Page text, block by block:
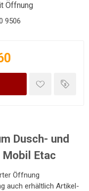
Öffnung
9506
Dusch- und
Etac
Öffnung
auch erhältlich Artikel-